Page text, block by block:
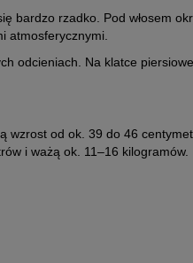
bardzo rzadko. Pod włosem
atmosferycznymi.
odcieniach. Na klatce
wzrost od ok. 39 do 46
i ważą ok. 11–16 kilogramów.
bacznie obserwuje
wytrzymałości, pies ten może